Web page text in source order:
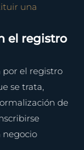
una
el registro
el registro
se trata,
de
negocio